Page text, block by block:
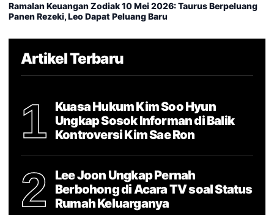
Ramalan Keuangan Zodiak 10 Mei 2026: Taurus Berpeluang
Panen Rezeki, Leo Dapat Peluang Baru
Artikel Terbaru
1
Kuasa Hukum Kim Soo Hyun
Ungkap Sosok Informan di Balik
Kontroversi Kim Sae Ron
2
Lee Joon Ungkap Pernah
Berbohong di Acara TV soal Status
Rumah Keluarganya